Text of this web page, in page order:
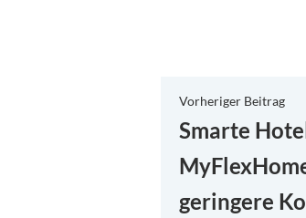
Vorheriger Beitrag
Smarte
geringere